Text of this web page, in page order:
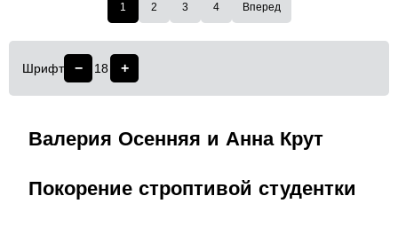
1 2 3 4 Вперед
Шрифт − 18 +
Валерия Осенняя и Анна Крут
Покорение строптивой студентки